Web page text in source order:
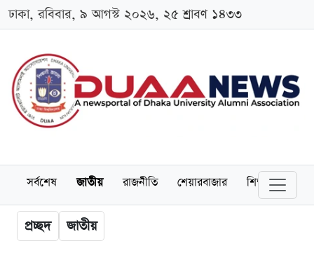
ঢাকা, রবিবার, ৯ আগস্ট ২০২৬, ২৫ শ্রাবণ ১৪৩৩
সর্বশেষ জাতীয় রাজনীতি শেয়ারবাজার শিক্ষা
প্রচ্ছদ জাতীয়